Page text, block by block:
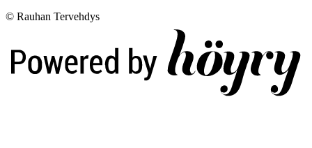
© Rauhan Tervehdys